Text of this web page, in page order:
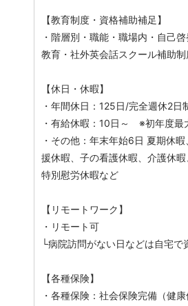
【教育制度・資格補助補足】
・階層別・職能・職場内・自己
教育・社外英会話スクール補助制
【休日・休暇】
・年間休日：125日/完全週休2日
・有給休暇：10日～ ※初年度最
・その他：年末年始6日 夏期休
援休暇、子の看護休暇、介護休
特別慰労休暇など
【リモートワーク】
・リモート可
└病院訪問がない日などは自宅で
【各種保険】
・各種保険：社会保険完備（健